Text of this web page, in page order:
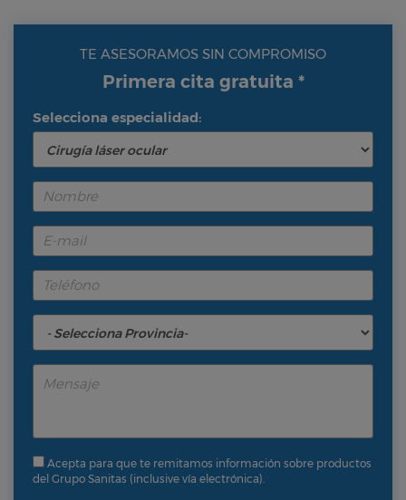
TE ASESORAMOS SIN COMPROMISO
Primera cita gratuita *
Selecciona especialidad:
Acepta para que te remitamos información sobre productos
del Grupo Sanitas (inclusive vía electrónica).